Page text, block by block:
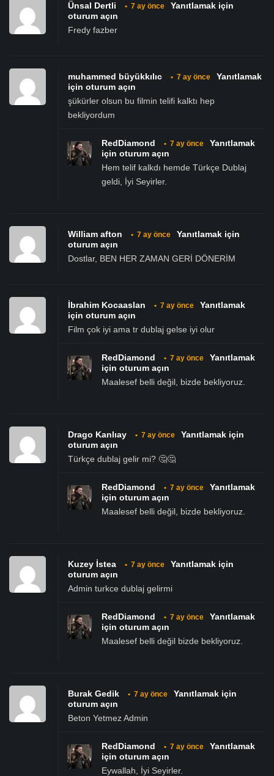
Ünsal Dertli • 7 ay önce
Yanıtlamak için
oturum açın
Fredy fazber
muhammed büyükkılıc • 7 ay önce
Yanıtlamak
için oturum açın
şükürler olsun bu filmin telifi kalktı hep
bekliyordum
RedDiamond • 7 ay önce
Yanıtlamak
için oturum açın
Hem telif kalkdı hemde Türkçe Dublaj
geldi, İyi Seyirler.
William afton • 7 ay önce
Yanıtlamak için
oturum açın
Dostlar, BEN HER ZAMAN GERİ DÖNERİM
İbrahim Kocaaslan • 7 ay önce
Yanıtlamak
için oturum açın
Film çok iyi ama tr dublaj gelse iyi olur
RedDiamond • 7 ay önce
Yanıtlamak
için oturum açın
Maalesef belli değil, bizde bekliyoruz.
Drago Kanlıay • 7 ay önce
Yanıtlamak için
oturum açın
Türkçe dublaj gelir mi? 🤔🤔
RedDiamond • 7 ay önce
Yanıtlamak
için oturum açın
Maalesef belli değil, bizde bekliyoruz.
Kuzey İstea • 7 ay önce
Yanıtlamak için
oturum açın
Admin turkce dublaj gelirmi
RedDiamond • 7 ay önce
Yanıtlamak
için oturum açın
Maalesef belli değil bizde bekliyoruz.
Burak Gedik • 7 ay önce
Yanıtlamak için
oturum açın
Beton Yetmez Admin
RedDiamond • 7 ay önce
Yanıtlamak
için oturum açın
Eywallah, İyi Seyirler.